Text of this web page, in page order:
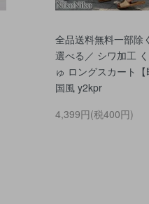
全品送料無料一部除
選べる／ シワ加工
ゅ ロングスカート
国風 y2kpr
4,399円(税400円)